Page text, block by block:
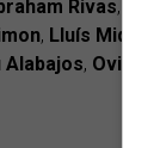
Rivas,
, Lluís Miquel
Alabajos, Ovidi